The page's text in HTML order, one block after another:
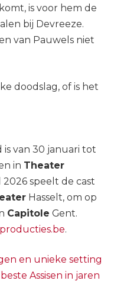
is voor hem de
bij Devreeze.
van Pauwels niet
doodslag, of is het
is van 30 januari tot
in Theater
2026 speelt de cast
Hasselt, om op
Capitole Gent.
.
en unieke setting
Assisen in jaren